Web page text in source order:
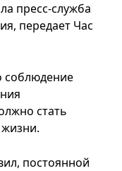
пресс-служба
передает Час
соблюдение
стать
постоянной